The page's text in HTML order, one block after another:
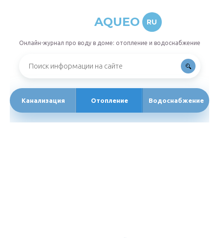
AQUEO RU
Онлайн-журнал про воду в доме: отопление и водоснабжение
Канализация Отопление Водоснабжение